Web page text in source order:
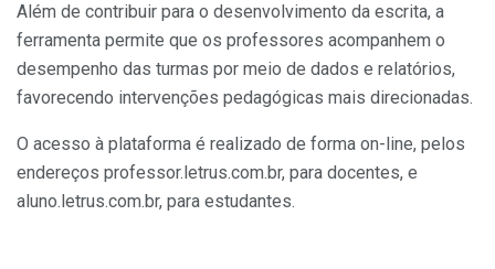
Além de contribuir para o desenvolvimento da escrita, a
ferramenta permite que os professores acompanhem o
desempenho das turmas por meio de dados e relatórios,
favorecendo intervenções pedagógicas mais direcionadas.
O acesso à plataforma é realizado de forma on-line, pelos
endereços professor.letrus.com.br, para docentes, e
aluno.letrus.com.br, para estudantes.